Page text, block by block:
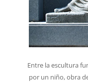
Entre la escultura
por un niño, obra